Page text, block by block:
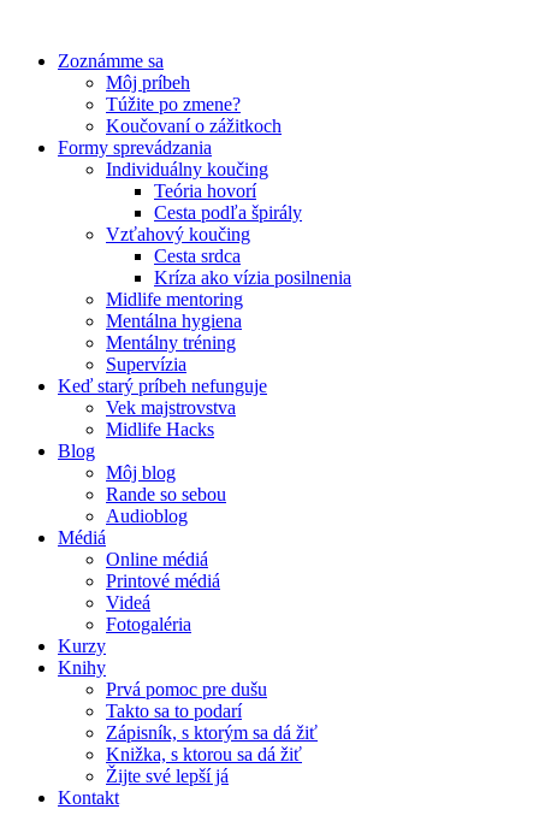
obsah
Zoznámme sa
Môj príbeh
Túžite po zmene?
Koučovaní o zážitkoch
Formy sprevádzania
Individuálny koučing
Teória hovorí
Cesta podľa špirály
Vzťahový koučing
Cesta srdca
Kríza ako vízia posilnenia
Midlife mentoring
Mentálna hygiena
Mentálny tréning
Supervízia
Keď starý príbeh nefunguje
Vek majstrovstva
Midlife Hacks
Blog
Môj blog
Rande so sebou
Audioblog
Médiá
Online médiá
Printové médiá
Videá
Fotogaléria
Kurzy
Knihy
Prvá pomoc pre dušu
Takto sa to podarí
Zápisník, s ktorým sa dá žiť
Knižka, s ktorou sa dá žiť
Žijte své lepší já
Kontakt